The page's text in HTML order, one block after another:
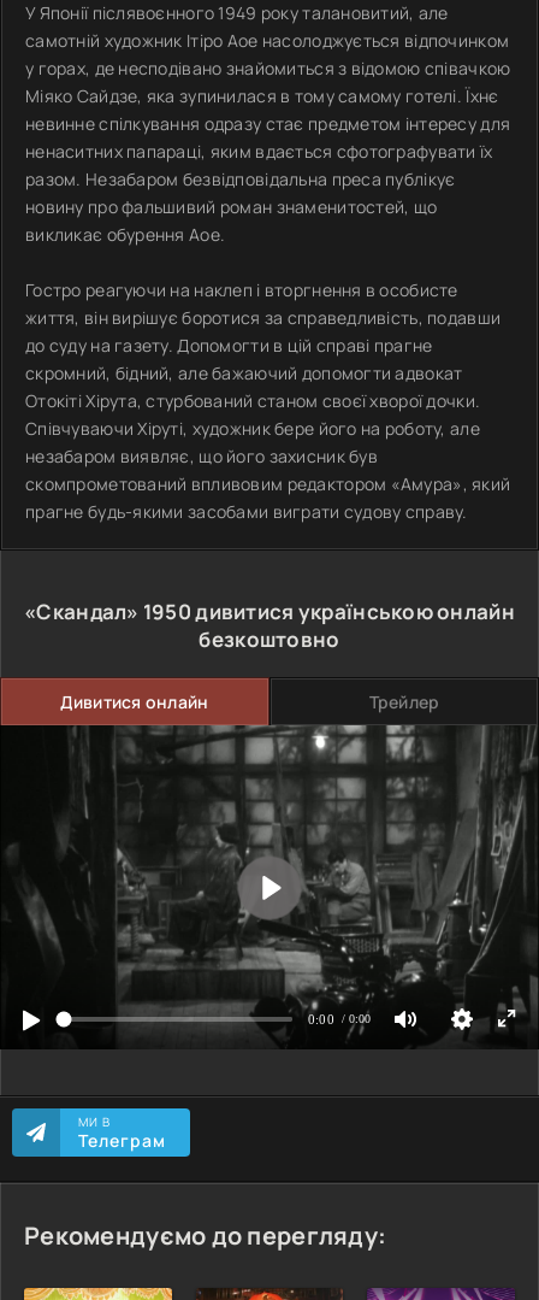
У Японії післявоєнного 1949 року талановитий, але
самотній художник Ітіро Аое насолоджується відпочинком
у горах, де несподівано знайомиться з відомою співачкою
Міяко Сайдзе, яка зупинилася в тому самому готелі. Їхнє
невинне спілкування одразу стає предметом інтересу для
ненаситних папараці, яким вдається сфотографувати їх
разом. Незабаром безвідповідальна преса публікує
новину про фальшивий роман знаменитостей, що
викликає обурення Аое.
Гостро реагуючи на наклеп і вторгнення в особисте
життя, він вирішує боротися за справедливість, подавши
до суду на газету. Допомогти в цій справі прагне
скромний, бідний, але бажаючий допомогти адвокат
Отокіті Хірута, стурбований станом своєї хворої дочки.
Співчуваючи Хіруті, художник бере його на роботу, але
незабаром виявляє, що його захисник був
скомпрометований впливовим редактором «Амура», який
прагне будь-якими засобами виграти судову справу.
«Скандал» 1950дивитися українською онлайн
безкоштовно
Дивитися онлайн Трейлер
МИ В
Телеграм
Рекомендуємо до перегляду: